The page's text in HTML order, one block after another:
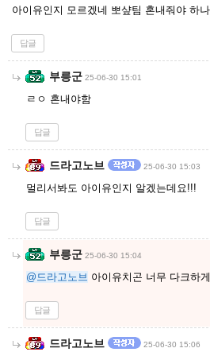
아이유인지 모르겠네 뽀샾팀 혼내줘야 하나
답글
부릉군 25-06-30 15:01
ㄹㅇ 혼내야함
답글
드라고노브 25-06-30 15:03
멀리서봐도 아이유인지 알겠는데요!!!
답글
부릉군 25-06-30 15:04
@드라고노브 아이유치곤 너무 다크하
답글
드라고노브 25-06-30 15:06